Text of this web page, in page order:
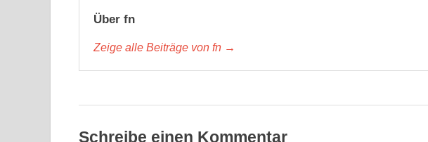
Über fn
Zeige alle Beiträge von fn →
Schreibe einen Kommentar